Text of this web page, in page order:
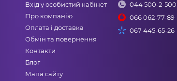
Вхід у особистий кабінет
Про компанію
Оплата і доставка
Обмін та повернення
Контакти
Блог
Мапа сайту
044 500-2-500
066 062-77-89
067 445-65-26